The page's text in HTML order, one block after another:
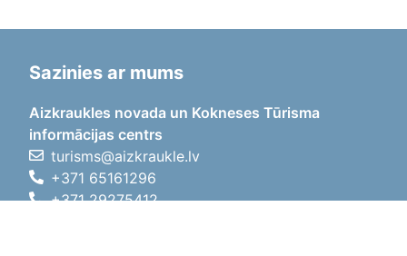
Sazinies ar mums
Aizkraukles novada un Kokneses Tūrisma
informācijas centrs
turisms@aizkraukle.lv
+371 65161296
+371 29275412